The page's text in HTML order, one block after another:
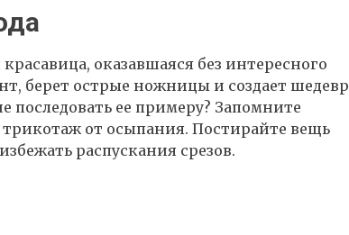
оказавшаяся без интересного
берет острые ножницы и создает шедевр
ее примеру? Запомните
трикотаж от осыпания. Постирайте вещь
распускания срезов.